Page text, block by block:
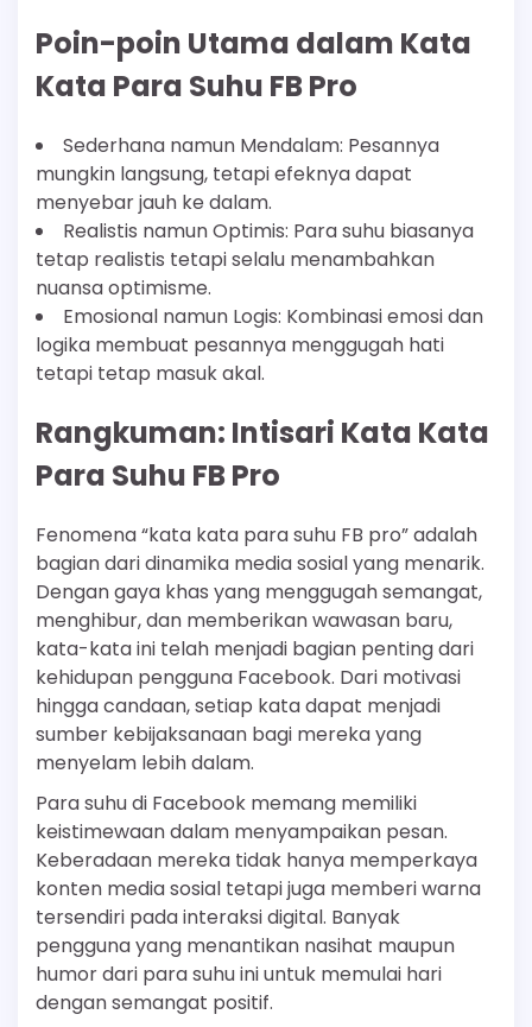
Poin-poin Utama dalam Kata
Kata Para Suhu FB Pro
Sederhana namun Mendalam: Pesannya
mungkin langsung, tetapi efeknya dapat
menyebar jauh ke dalam.
Realistis namun Optimis: Para suhu biasanya
tetap realistis tetapi selalu menambahkan
nuansa optimisme.
Emosional namun Logis: Kombinasi emosi dan
logika membuat pesannya menggugah hati
tetapi tetap masuk akal.
Rangkuman: Intisari Kata Kata
Para Suhu FB Pro
Fenomena “kata kata para suhu FB pro” adalah
bagian dari dinamika media sosial yang menarik.
Dengan gaya khas yang menggugah semangat,
menghibur, dan memberikan wawasan baru,
kata-kata ini telah menjadi bagian penting dari
kehidupan pengguna Facebook. Dari motivasi
hingga candaan, setiap kata dapat menjadi
sumber kebijaksanaan bagi mereka yang
menyelam lebih dalam.
Para suhu di Facebook memang memiliki
keistimewaan dalam menyampaikan pesan.
Keberadaan mereka tidak hanya memperkaya
konten media sosial tetapi juga memberi warna
tersendiri pada interaksi digital. Banyak
pengguna yang menantikan nasihat maupun
humor dari para suhu ini untuk memulai hari
dengan semangat positif.